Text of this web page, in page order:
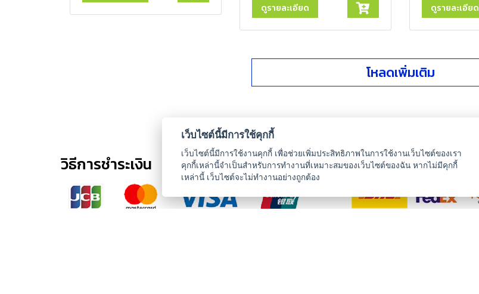
ดูรายละเอียด ดูรายละเอียด
โหลดเพิ่มเติม
วิธีการชำระเงิน บริการจัดส่ง
เว็บไซต์นี้มีการใช้คุกกี้
เว็บไซต์นี้มีการใช้งานคุกกี้ เพื่อช่วยเพิ่มประสิทธิภาพในการใช้งานเว็บไซต์ของเรา
คุกกี้เหล่านี้จำเป็นสำหรับการทำงานที่เหมาะสมของเว็บไซต์ของฉัน หากไม่มีคุกกี้
เหล่านี้ เว็บไซต์จะไม่ทำงานอย่างถูกต้อง